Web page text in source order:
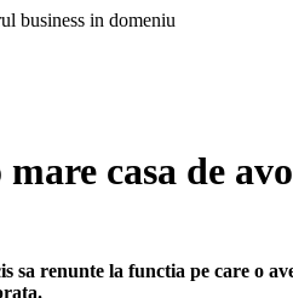
business in domeniu
casa de
sa renunte la functia pe care o